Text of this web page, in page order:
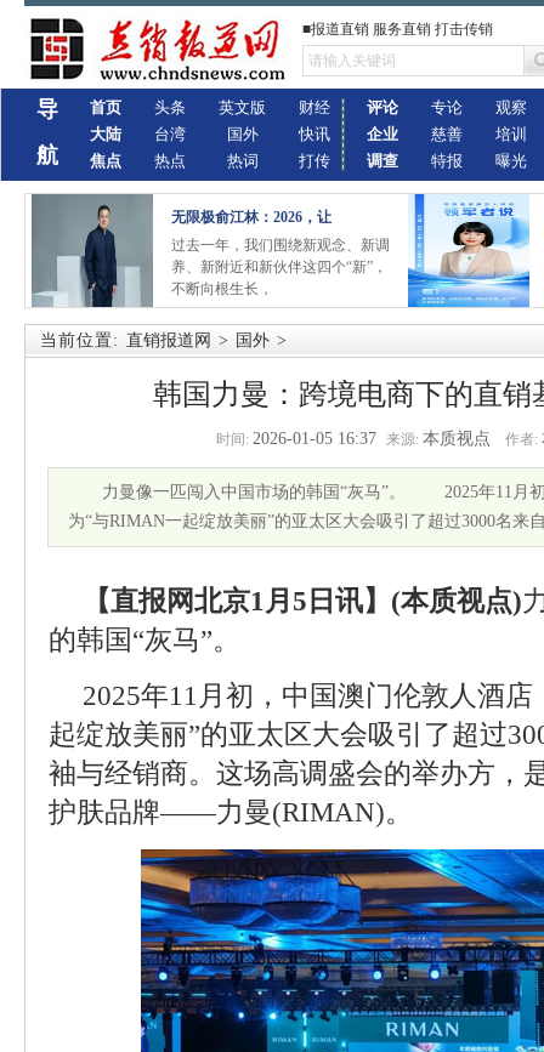
■报道直销 服务直销 打击传销
导
航
首页
大陆
焦点
头条
台湾
热点
英文版
国外
热词
财经
快讯
打传
评论
企业
调查
专论
慈善
特报
观察
培训
曝光
无限极俞江林：2026，让
过去一年，我们围绕新观念、新调
养、新附近和新伙伴这四个“新”，
不断向根生长，
当前位置: 直销报道网 > 国外 >
韩国力曼：跨境电商下的直销
时间: 2026-01-05 16:37 来源: 本质视点 作者:
力曼像一匹闯入中国市场的韩国“灰马”。 2025年11月
为“与RIMAN一起绽放美丽”的亚太区大会吸引了超过3000名来
【直报网北京1月5日讯】(本质视点)
的韩国“灰马”。
2025年11月初，中国澳门伦敦人酒
起绽放美丽”的亚太区大会吸引了超过
袖与经销商。这场高调盛会的举办方，
护肤品牌——力曼(RIMAN)。